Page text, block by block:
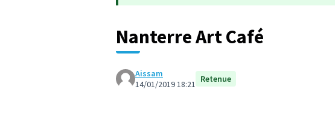
Nanterre Art Café
Aissam
14/01/2019 18:21 Retenue